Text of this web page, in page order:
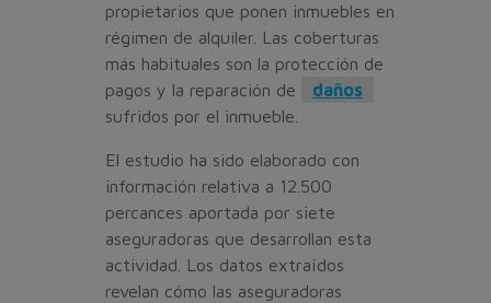
propietarios que ponen inmuebles en
régimen de alquiler. Las coberturas
más habituales son la protección de
pagos y la reparación de
daños
sufridos por el inmueble.
El estudio ha sido elaborado con
información relativa a 12.500
percances aportada por siete
aseguradoras que desarrollan esta
actividad. Los datos extraídos
revelan cómo las aseguradoras